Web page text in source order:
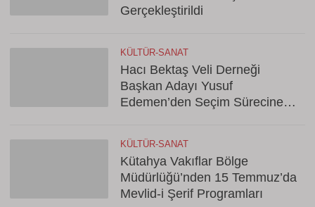
Gerçekleştirildi
KÜLTÜR-SANAT
Hacı Bektaş Veli Derneği
Başkan Adayı Yusuf
Edemen’den Seçim Sürecine
KÜLTÜR-SANAT
Kütahya Vakıflar Bölge
Müdürlüğü’nden 15 Temmuz’da
Mevlid-i Şerif Programları